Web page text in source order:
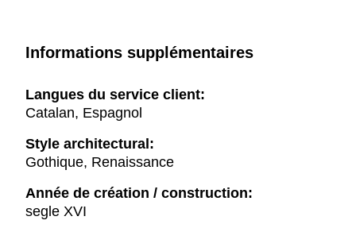
Informations supplémentaires
Langues du service client:
Catalan, Espagnol
Style architectural:
Gothique, Renaissance
Année de création / construction:
segle XVI